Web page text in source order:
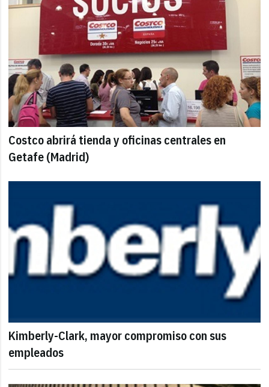
Costco abrirá tienda y oficinas centrales en
Getafe (Madrid)
Kimberly-Clark, mayor compromiso con sus
empleados